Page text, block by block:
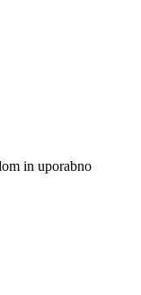
in uporabno